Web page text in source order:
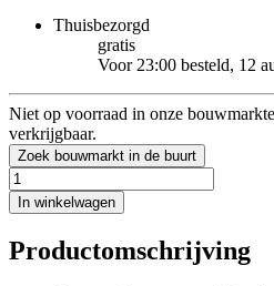
Thuisbezorgd
gratis
Voor 23:00 besteld, 12
Niet op voorraad in onze
verkrijgbaar.
Zoek bouwmarkt in de buurt
In winkelwagen
Productomschrijving